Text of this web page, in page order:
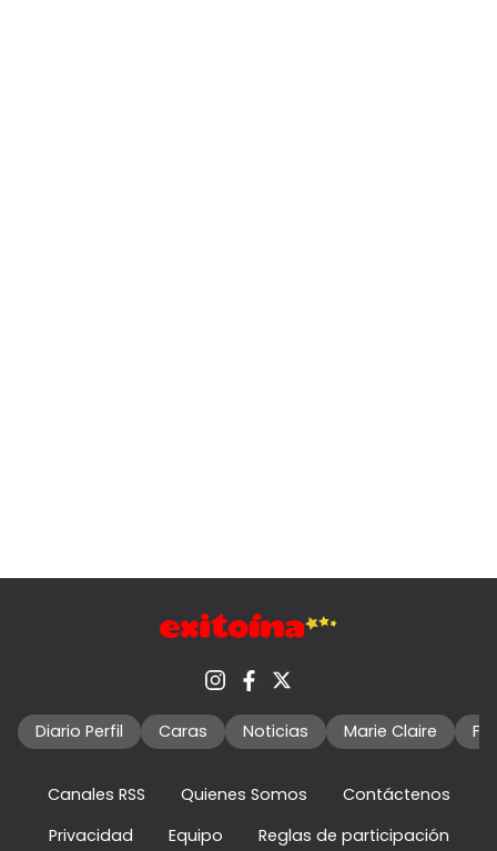
Diario Perfil Caras Noticias Marie Claire
Canales RSS Quienes Somos
Contáctenos
Privacidad
Equipo Reglas de participación